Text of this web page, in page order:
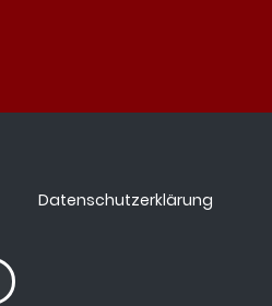
Datenschutzerklärung